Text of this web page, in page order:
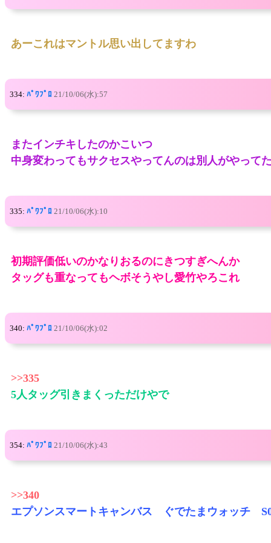
あーこれはマントル思い出してますわ
334: ﾊﾟﾜﾌﾟﾛ 21/10/06(水):57
またインチキしたのかこいつ
中身変わってもサクセスやってんのは別人がやって
335: ﾊﾟﾜﾌﾟﾛ 21/10/06(水):10
初期評価低いのかなりおるのにきつすぎへんか
タッグも重なってもヘボそうやし愛竹やろこれ
340: ﾊﾟﾜﾌﾟﾛ 21/10/06(水):02
>>335
5人タッグ引きまくっただけやで
354: ﾊﾟﾜﾌﾟﾛ 21/10/06(水):43
>>340
エプソンスマートキャンバス ぐでたまウォッチ